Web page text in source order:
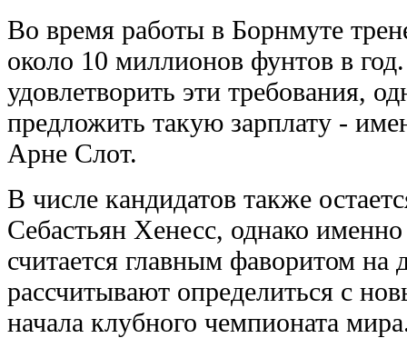
Во время работы в Борнмуте
около 10 миллионов фунтов в
удовлетворить эти требования,
предложить такую зарплату -
Арне Слот.
В числе кандидатов также
Себастьян Хенесс, однако
считается главным фаворитом
рассчитывают определиться с
начала клубного чемпионата